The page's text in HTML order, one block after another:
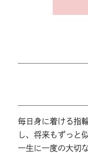
毎日身に着ける指
し、将来もずっと
一生に一度の大切